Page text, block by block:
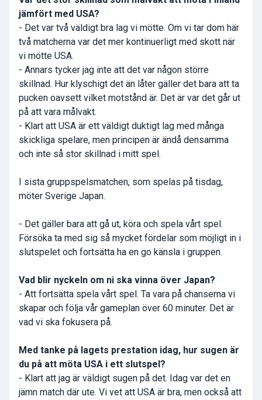
jämfört med USA?
- Det var två väldigt bra lag vi mötte. Om vi tar dom här
två matcherna var det mer kontinuerligt med skott när
vi mötte USA.
- Annars tycker jag inte att det var någon större
skillnad. Hur klyschigt det än låter gäller det bara att ta
pucken oavsett vilket motstånd är. Det är var det går ut
på att vara målvakt.
- Klart att USA är ett väldigt duktigt lag med många
skickliga spelare, men principen är ändå densamma
och inte så stor skillnad i mitt spel.
I sista gruppspelsmatchen, som spelas på tisdag,
möter Sverige Japan.
- Det gäller bara att gå ut, köra och spela vårt spel.
Försöka ta med sig så mycket fördelar som möjligt in i
slutspelet och fortsätta ha en go känsla i gruppen.
Vad blir nyckeln om ni ska vinna över Japan?
- Att fortsätta spela vårt spel. Ta vara på chanserna vi
skapar och följa vår gameplan över 60 minuter. Det är
vad vi ska fokusera på.
Med tanke på lagets prestation idag, hur sugen är
du på att möta USA i ett slutspel?
- Klart att jag är väldigt sugen på det. Idag var det en
jämn match där ute. Vi vet att USA är bra, men också att